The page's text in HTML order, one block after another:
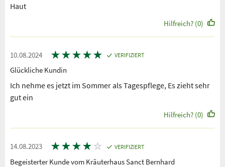
Haut
Hilfreich? (0)
10.08.2024 ★★★★★ VERIFIZIERT
Glückliche Kundin
Ich nehme es jetzt im Sommer als Tagespflege, Es zieht sehr
gut ein
Hilfreich? (0)
14.08.2023 ★★★★ ☆ VERIFIZIERT
Begeisterter Kunde vom Kräuterhaus Sanct Bernhard